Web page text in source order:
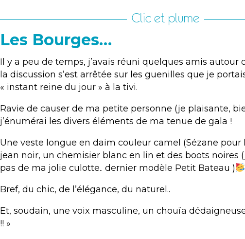
Clic et plume
Les Bourges…
Il y a peu de temps, j’avais réuni quelques amis autour
la discussion s’est arrêtée sur les guenilles que je
« instant reine du jour » à la tivi.
Ravie de causer de ma petite personne (je plaisante,
j’énumérai les divers éléments de ma tenue de gala !
Une veste longue en daim couleur camel (Sézane pour
jean noir, un chemisier blanc en lin et des boots noires
pas de ma jolie culotte.. dernier modèle Petit Bateau )
Bref, du chic, de l’élégance, du naturel..
Et, soudain, une voix masculine, un chouïa
!! »